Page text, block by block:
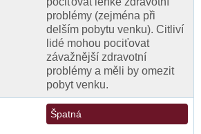
problémy (zejména při
delším pobytu venku). Citliví
lidé mohou pociťovat
závažnější zdravotní
problémy a měli by omezit
pobyt venku.
Špatná